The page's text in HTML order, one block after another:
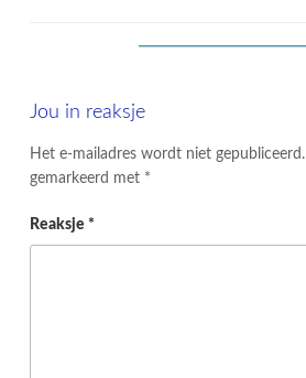
Jou in reaksje
Het e-mailadres wordt niet gepubliceerd.
gemarkeerd met *
Reaksje *